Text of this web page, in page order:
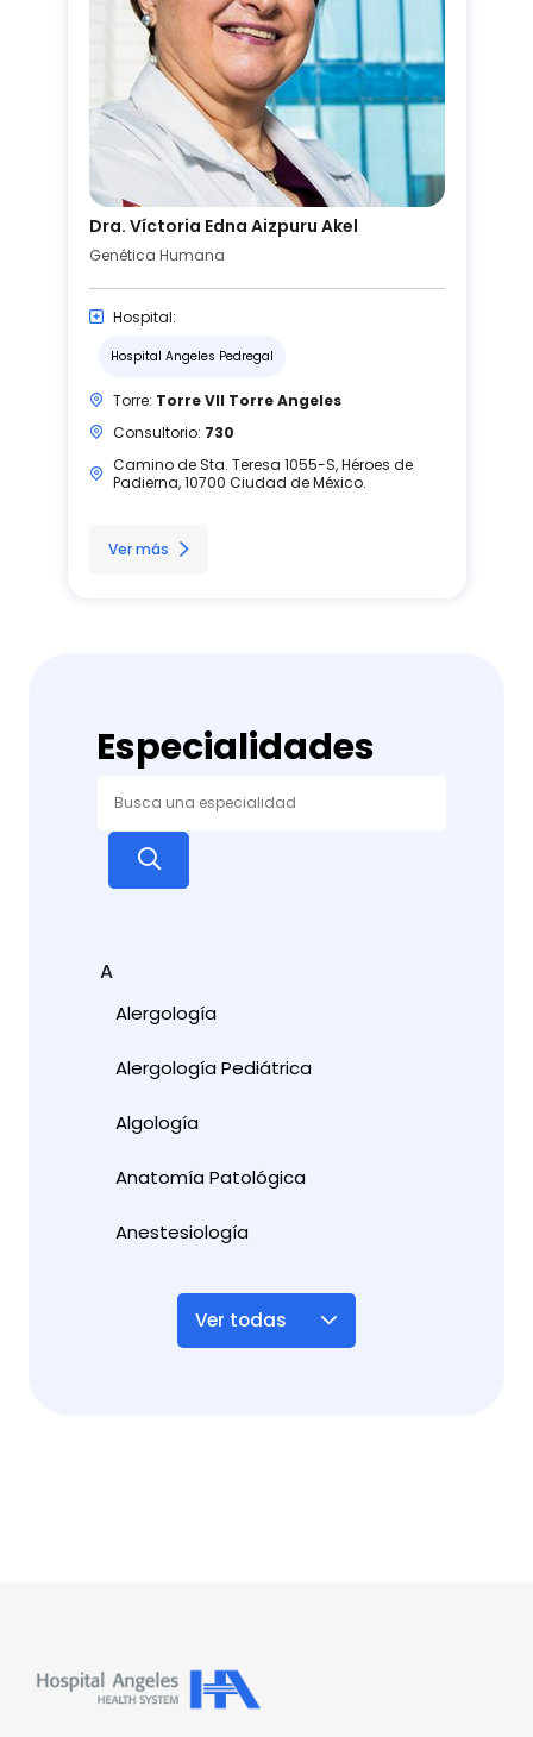
Dra. Víctoria Edna Aizpuru Akel
Genética Humana
Hospital:
Hospital Angeles Pedregal
Torre: Torre VII Torre Angeles
Consultorio: 730
Camino de Sta. Teresa 1055-S, Héroes de
Padierna, 10700 Ciudad de México.
Ver más
Especialidades
A
Alergología
Alergología Pediátrica
Algología
Anatomía Patológica
Anestesiología
Ver todas